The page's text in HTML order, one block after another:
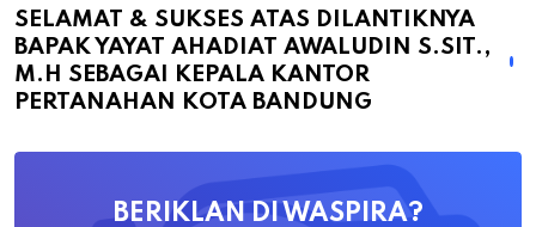
atas
Dilantiknya
Bapak
Ahadiat
SELAMAT & SUKSES ATAS DILANTIKNYA
BAPAK YAYAT AHADIAT AWALUDIN S.SIT.,
M.H SEBAGAI KEPALA KANTOR
PERTANAHAN KOTA BANDUNG
BERIKLAN DI WASPIRA?